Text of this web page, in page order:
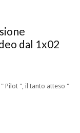
dal 1x02
Pilot ", il tanto atteso "